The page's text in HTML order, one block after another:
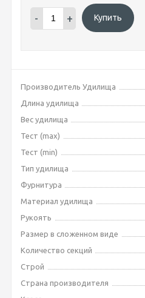
- + Купить
Производитель Удилища
Длина удилища
Вес удилища
Тест (max)
Тест (min)
Тип удилища
Фурнитура
Материал удилища
Рукоять
Размер в сложенном виде
Количество секций
Строй
Страна производителя